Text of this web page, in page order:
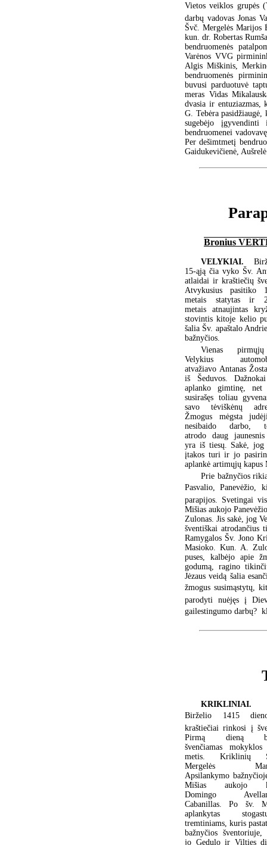
Vietos veiklos grupės
darbų vadovas Jonas
Švč. Mergelės Marijos
kun. dr. Robertas
bendruomenės
Varėnos VVG
Algis Miškinis,
bendruomenės
buvusi parduotuvė
meras Vidas
dvasia ir entuziazmas,
G. Tebėra
sugebėjo įgyvendinti
bendruomenei
Per dešimtmetį
Gaidukevičienė,
Bronius
VELYKIAI.
15-ąją čia vyko Šv.
atlaidai ir kraštiečių
Atvykusius pasitiko
metais statytas ir
metais atnaujintas
stovintis kitoje kelio
šalia Šv. apaštalo
bažnyčios.
Vienas
Velykius
atvažiavo Antanas
iš Šeduvos.
aplanko gimtinę,
susirašęs toliau
savo tėviškėnų
Žmogus mėgsta
nesibaido darbo,
atrodo daug
yra iš tiesų. Sakė, jog
įtakos turi ir jo
aplankė artimųjų kapus
Prie bažnyčios
Pasvalio, Panevėžio,
parapijos. Svetingai
Mišias aukojo
Zulonas. Jis sakė, jog
šventiškai atrodančius
Ramygalos Šv. Jono
Masioko. Kun. A.
puses, kalbėjo apie
godumą, ragino
Jėzaus veidą šalia
žmogus susimąstytų,
parodyti nuėjęs į
gailestingumo darbų? 
KRIKLINIAI.
Birželio 1415
kraštiečiai rinkosi į
Pirmą dieną
švenčiamas
metis. Kriklinių
Mergelės
Apsilankymo
Mišias aukojo
Domingo
Cabanillas. Po šv.
aplankytas
tremtiniams, kuris
bažnyčios šventoriuje,
jo Gedulo ir Vilties